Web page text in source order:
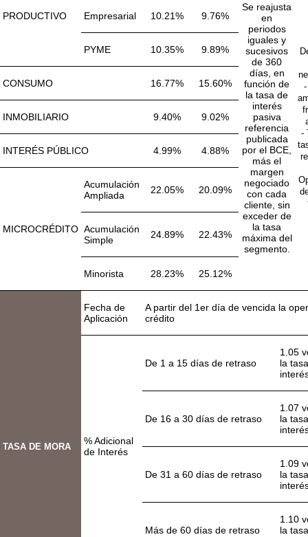
PRODUCTIVO
Se reajusta
en
periodos
iguales y
sucesivos
de 360
días, en
función de
la tasa de
interés
pasiva
referencia
publicada
por el BCE,
más el
margen
negociado
con cada
cliente, sin
exceder de
la tasa
máxima del
segmento.
-
Empresarial 10.21% 9.76%
PYME 10.35% 9.89%
CONSUMO 16.77% 15.60%
INMOBILIARIO 9.40% 9.02%
INTERÉS PÚBLICO 4.99% 4.88%
MICROCRÉDITO
Acumulación
Ampliada
22.05% 20.09%
Acumulación
Simple
24.89% 22.43%
Minorista 28.23% 25.12%
TASA DE MORA
Fecha de
Aplicación
A partir del 1er día de vencida la
crédito
% Adicional
de Interés
De 1 a 15 días de retraso
1.05
la
De 16 a 30 días de retraso
1.07
la
De 31 a 60 días de retraso
1.09
la
Más de 60 días de retraso
1.10
la